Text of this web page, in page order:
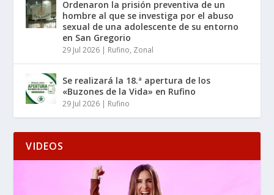
Ordenaron la prisión preventiva de un
hombre al que se investiga por el abuso
sexual de una adolescente de su entorno
en San Gregorio
29 Jul 2026 | Rufino, Zonal
Se realizará la 18.ª apertura de los
«Buzones de la Vida» en Rufino
29 Jul 2026 | Rufino
VIDEOS